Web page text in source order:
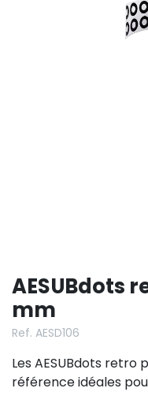
AESUBdots
mm
Ref. AESD106
Les AESUBdots
référence idéales